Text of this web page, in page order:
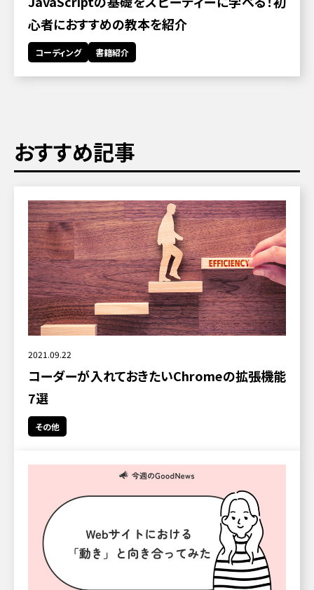
心者におすすめの教本を紹介
コーディング 書籍紹介
おすすめ記事
2021.09.22
コーダーが入れておきたいChromeの拡張機能
7選
その他